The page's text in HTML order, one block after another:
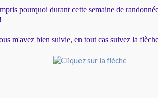
pourquoi durant cette semaine de
m'avez bien suivie, en tout cas suivez la